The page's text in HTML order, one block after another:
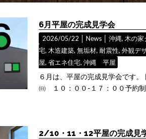
6月平屋の完成見学会
2026/05/22 │News │沖縄,木の家
宅,木造建築,無垢材,耐震性,外観デ
屋,省エネ住宅,沖縄 平屋
６月は、平屋の完成見学会です
㈰ １０：００-１７：００予約
2/10・11・12平屋の完成見